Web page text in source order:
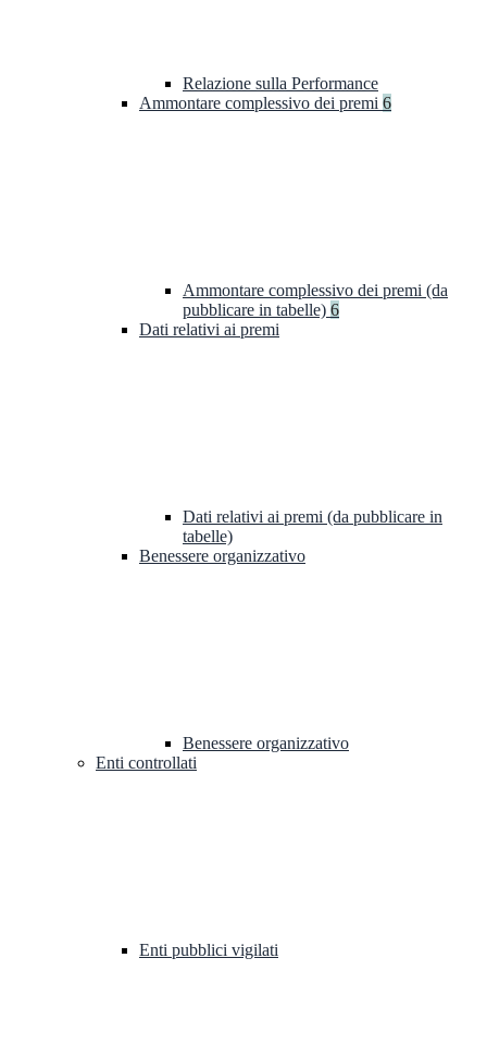
Relazione sulla Performance
Ammontare complessivo dei premi 6
Ammontare complessivo dei premi (da
pubblicare in tabelle) 6
Dati relativi ai premi
Dati relativi ai premi (da pubblicare in
tabelle)
Benessere organizzativo
Benessere organizzativo
Enti controllati
Enti pubblici vigilati